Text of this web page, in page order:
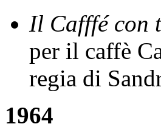
Il Cafffé con
per il caffè
regia di
1964